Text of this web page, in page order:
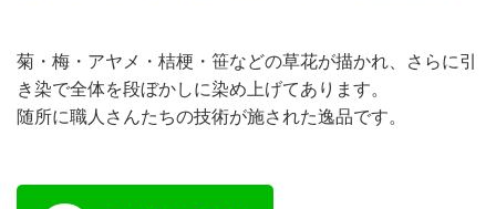
菊・梅・アヤメ・桔梗・笹などの草花が描かれ、さらに引
き染で全体を段ぼかしに染め上げてあります。
随所に職人さんたちの技術が施された逸品です。